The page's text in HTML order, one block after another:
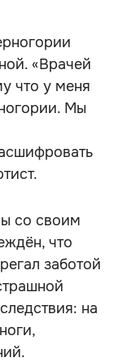
«Врачей
что у меня
Мы
со своим
что
заботой
на